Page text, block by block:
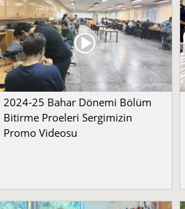
2024-25 Bahar Dönemi Bölüm
Bitirme Proeleri Sergimizin
Promo Videosu